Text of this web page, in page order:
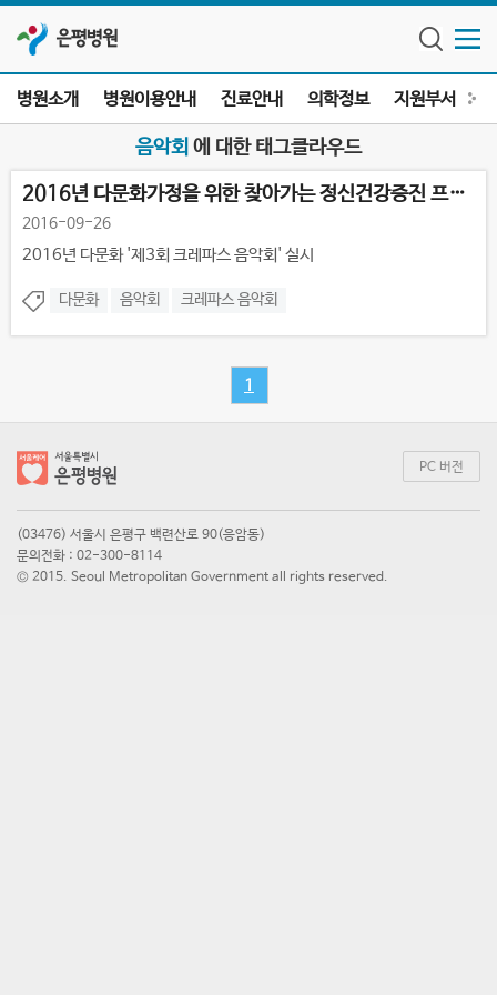
은평병원
병원소개 병원이용안내 진료안내 의학정보 지원부서
음악회 에 대한 태그클라우드
2016년 다문화가정을 위한 찾아가는 정신건강증진 프로그램 中 '제3회 ...
2016-09-26
2016년 다문화 '제3회 크레파스 음악회' 실시
다문화 음악회 크레파스 음악회
1
PC 버전
(03476) 서울시 은평구 백련산로 90(응암동)
문의전화 : 02-300-8114
© 2015. Seoul Metropolitan Government all rights reserved.